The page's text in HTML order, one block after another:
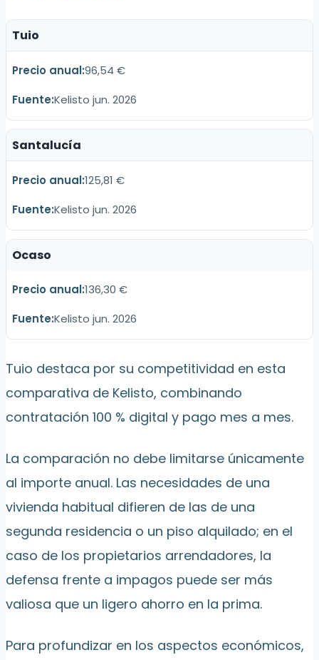
Tuio
96,54 €
Kelisto jun. 2026
Santalucía
125,81 €
Kelisto jun. 2026
Ocaso
136,30 €
Kelisto jun. 2026
Tuio destaca por su competitividad en esta
comparativa de Kelisto, combinando
contratación 100 % digital y pago mes a mes.
La comparación no debe limitarse únicamente
al importe anual. Las necesidades de una
vivienda habitual difieren de las de una
segunda residencia o un piso alquilado; en el
caso de los propietarios arrendadores, la
defensa frente a impagos puede ser más
valiosa que un ligero ahorro en la prima.
Para profundizar en los aspectos económicos,